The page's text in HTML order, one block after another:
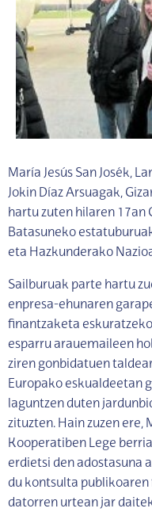
María Jesús San Josék,
Jokin Díaz Arsuagak,
hartu zuten hilaren 17an
Batasuneko
eta Hazkunderako
Sailburuak parte hartu
enpresa-ehunaren
finantzaketa
esparru arauemaileen
ziren gonbidatuen
Europako eskualdeetan
laguntzen duten
zituzten. Hain zuzen ere,
Kooperatiben Lege
erdietsi den adostasuna
du kontsulta publikoaren
datorren urtean jar